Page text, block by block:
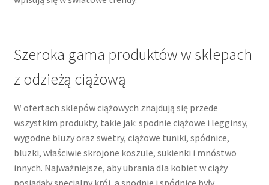
Szeroka gama produktów w sklepach
z odzieżą ciążową
W ofertach sklepów ciążowych znajdują się przede
wszystkim produkty, takie jak: spodnie ciążowe i legginsy,
wygodne bluzy oraz swetry, ciążowe tuniki, spódnice,
bluzki, właściwie skrojone koszule, sukienki i mnóstwo
innych. Najważniejsze, aby ubrania dla kobiet w ciąży